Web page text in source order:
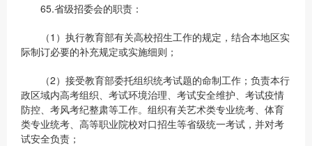
65.省级招委会的职责：
（1）执行教育部有关高校招生工作的规定，结合本地区实
际制订必要的补充规定或实施细则；
（2）接受教育部委托组织统考试题的命制工作；负责本行
政区域内高考组织、考试环境治理、考试安全维护、考试疫情
防控、考风考纪整肃等工作。组织有关艺术类专业统考、体育
类专业统考、高等职业院校对口招生等省级统一考试，并对考
试安全负责；